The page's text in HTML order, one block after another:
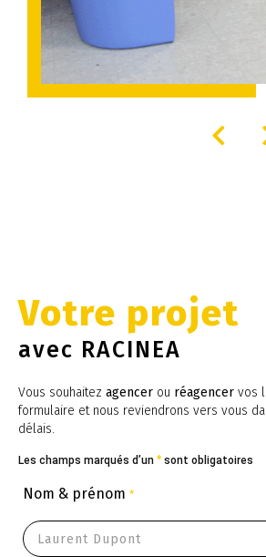
Votre projet
avec RACINEA
Vous souhaitez agencer ou réagencer vos
formulaire et nous reviendrons vers vous
délais.
Les champs marqués d’un * sont obligatoires
Nom & prénom *